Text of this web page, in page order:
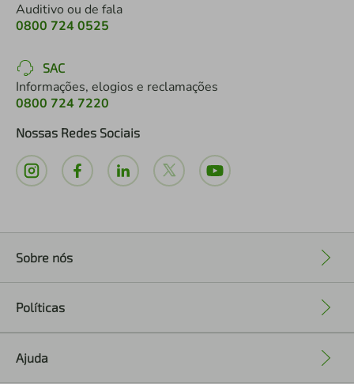
Auditivo ou de fala
0800 724 0525
SAC
Informações, elogios e reclamações
0800 724 7220
Nossas Redes Sociais
Sobre nós
Políticas
Ajuda